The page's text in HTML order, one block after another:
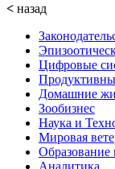
< назад
Цифровые
Домашние
Зообизнес
Наука и
Мировая
Образование
Аналитика